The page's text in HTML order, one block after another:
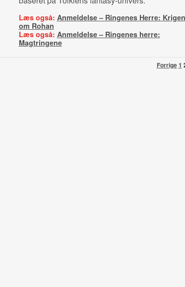
Læs også: Anmeldelse – Ringenes Herre: Krigen
om Rohan
Læs også: Anmeldelse – Ringenes herre:
Magtringene
Forrige1